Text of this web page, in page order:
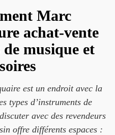
Marc
achat-vente
musique et
est un endroit avec la
types d’instruments de
avec des revendeurs
offre différents espaces :